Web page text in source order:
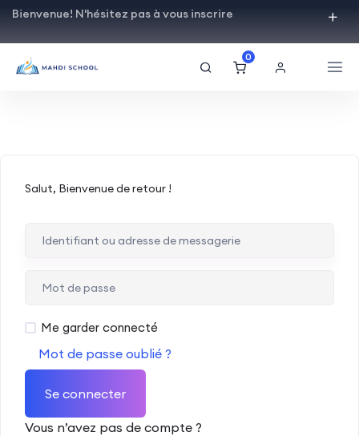
Bienvenue! N'hésitez pas à vous inscrire
0
Salut, Bienvenue de retour !
Me garder connecté
Mot de passe oublié ?
Se connecter
Vous n’avez pas de compte ?